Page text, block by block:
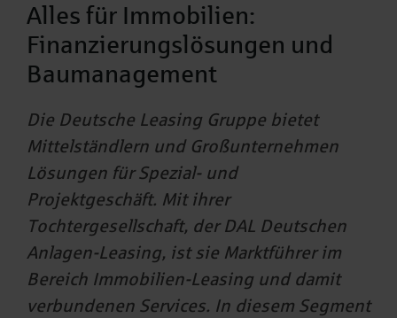
Alles für Immobilien:
Finanzierungslösungen und
Baumanagement
Die Deutsche Leasing Gruppe bietet
Mittelständlern und Großunternehmen
Lösungen für Spezial- und
Projektgeschäft. Mit ihrer
Tochtergesellschaft, der DAL Deutschen
Anlagen-Leasing, ist sie Marktführer im
Bereich Immobilien-Leasing und damit
verbundenen Services. In diesem Segment